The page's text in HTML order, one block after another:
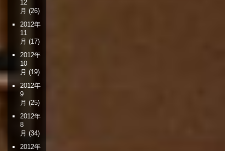
12
月 (26)
2012年
11
月 (17)
2012年
10
月 (19)
2012年
9
月 (25)
2012年
8
月 (34)
2012年